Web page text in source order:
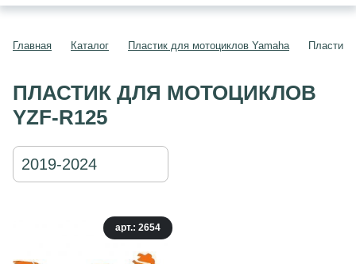
Главная Каталог Пластик для мотоциклов Yamaha Пластик
ПЛАСТИК ДЛЯ МОТОЦИКЛОВ
YZF-R125
2019-2024
арт.: 2654